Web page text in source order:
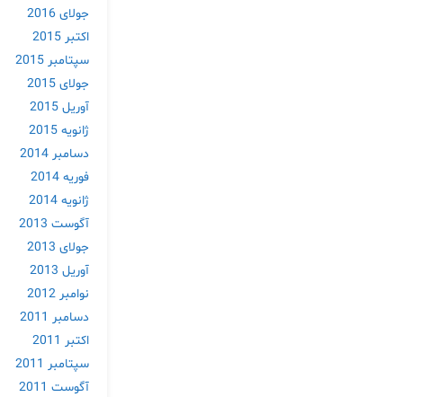
جولای 2016
اکتبر 2015
سپتامبر 2015
جولای 2015
آوریل 2015
ژانویه 2015
دسامبر 2014
فوریه 2014
ژانویه 2014
آگوست 2013
جولای 2013
آوریل 2013
نوامبر 2012
دسامبر 2011
اکتبر 2011
سپتامبر 2011
آگوست 2011